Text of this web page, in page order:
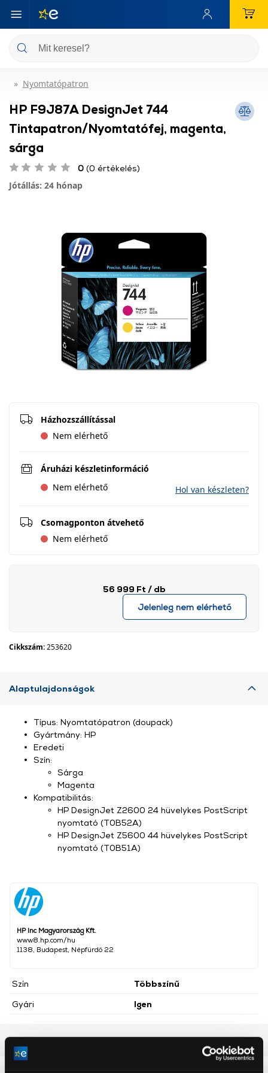
Nyomtatópatron
HP F9J87A DesignJet 744
Tintapatron/Nyomtatófej, magenta,
sárga
0 (0 értékelés)
Jótállás: 24 hónap
Házhozszállítással
Nem elérhető
Áruházi készletinformáció
Nem elérhető
Hol van készleten?
Csomagponton átvehető
Nem elérhető
56 999 Ft / db
Jelenleg nem elérhető
Cikkszám:253620
Alaptulajdonságok
HP Inc Magyarország Kft.
www8.hp.com/hu
1138, Budapest, Népfürdő 22
Szín
Többszínű
Gyári
Igen
Típus: Nyomtatópatron (doupack)
Gyártmány: HP
Eredeti
Szín:
Sárga
Magenta
Kompatibilitás:
HP DesignJet Z2600 24 hüvelykes PostScript
nyomtató (T0B52A)
HP DesignJet Z5600 44 hüvelykes PostScript
nyomtató (T0B51A)
Részletes ismertető